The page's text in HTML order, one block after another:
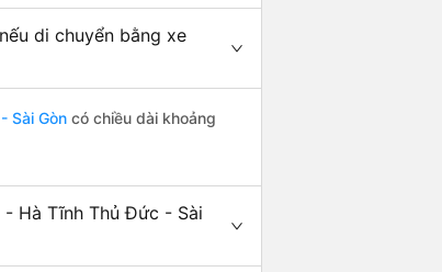
di chuyển bằng xe
Sài Gòn có chiều dài khoảng
- Hà Tĩnh Thủ Đức - Sài